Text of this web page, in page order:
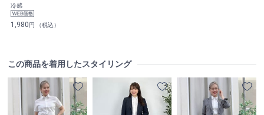
冷感
1,980円 （税込）
この商品を着用したスタイリング